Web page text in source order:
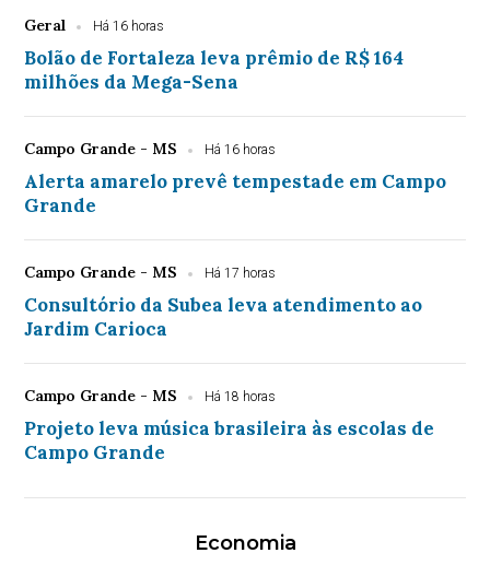
Geral Há 16 horas
Bolão de Fortaleza leva prêmio de R$ 164
milhões da Mega-Sena
Campo Grande - MS Há 16 horas
Alerta amarelo prevê tempestade em Campo
Grande
Campo Grande - MS Há 17 horas
Consultório da Subea leva atendimento ao
Jardim Carioca
Campo Grande - MS Há 18 horas
Projeto leva música brasileira às escolas de
Campo Grande
Economia